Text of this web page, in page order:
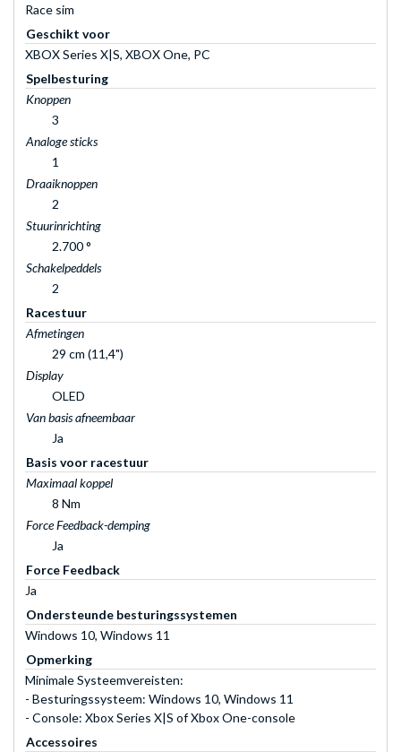
Race sim
Geschikt voor
XBOX Series X|S, XBOX One, PC
Spelbesturing
Knoppen
3
Analoge sticks
1
Draaiknoppen
2
Stuurinrichting
2.700 °
Schakelpeddels
2
Racestuur
Afmetingen
29 cm (11,4")
Display
OLED
Van basis afneembaar
Ja
Basis voor racestuur
Maximaal koppel
8 Nm
Force Feedback-demping
Ja
Force Feedback
Ja
Ondersteunde besturingssystemen
Windows 10, Windows 11
Opmerking
Minimale Systeemvereisten:
- Besturingssysteem: Windows 10, Windows 11
- Console: Xbox Series X|S of Xbox One-console
Accessoires